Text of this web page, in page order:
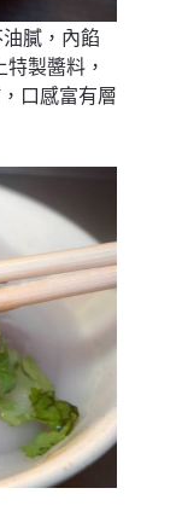
膩，內餡
製醬料，
口感富有層